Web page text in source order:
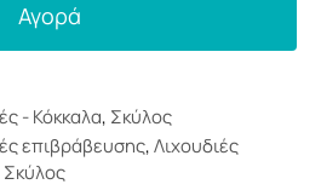
Αγορά
- Κόκκαλα, Σκύλος
επιβράβευσης,Λιχουδιές
Σκύλος